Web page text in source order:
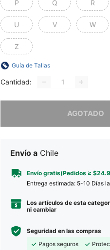
P Q R
U V W
Z
Guía de Tallas
Cantidad:
AGOTADO
Envío a Chile
Envío gratis(Pedidos ≥
Entrega estimada: 5-10 Días
Los artículos de esta
ni cambiar
Seguridad en las compras
Pagos seguros